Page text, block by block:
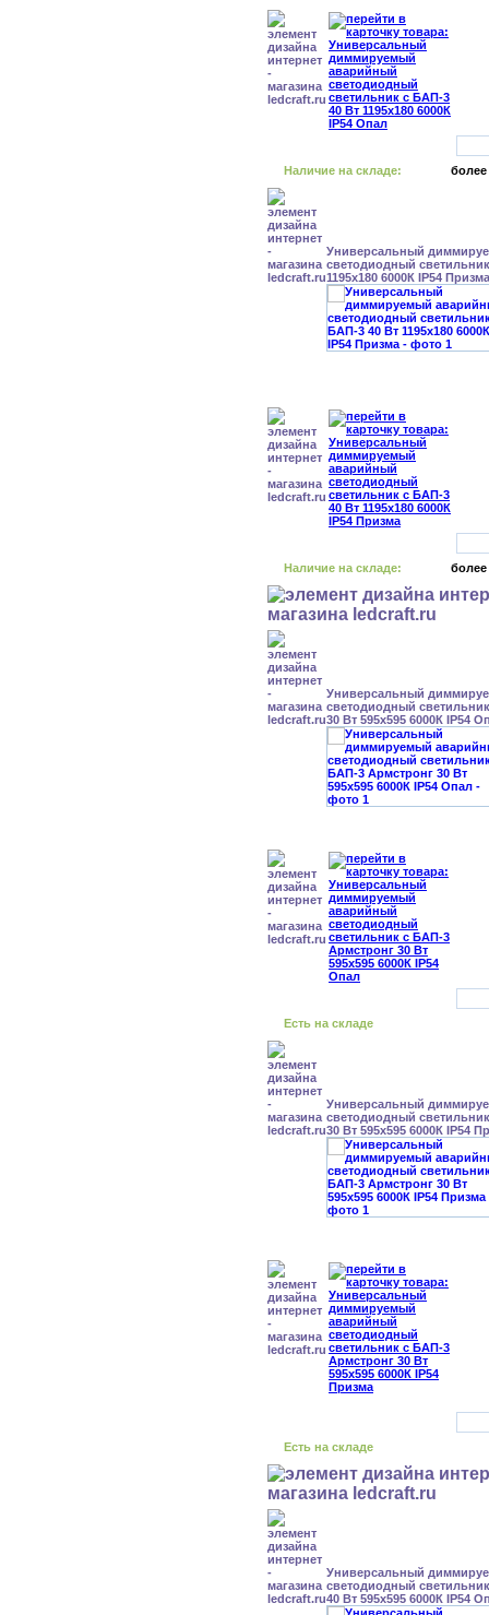
Наличие на складе: более
Универсальный
светодиодный
1195x180 6000К IP54 Призма
Наличие на складе: более
Универсальный
светодиодный
30 Вт 595x595 6000К IP54
Есть на складе
Универсальный
светодиодный
30 Вт 595x595 6000К IP54
Есть на складе
Универсальный
светодиодный
40 Вт 595x595 6000К IP54